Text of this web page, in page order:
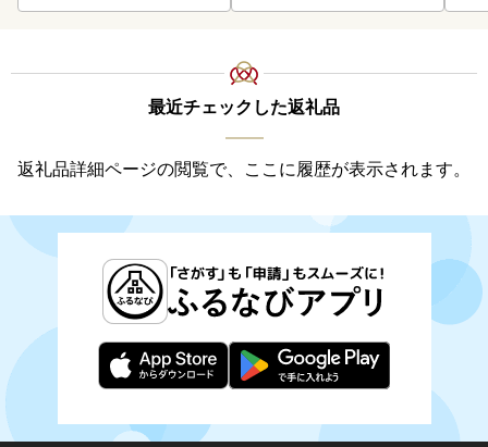
最近チェックした返礼品
返礼品詳細ページの閲覧で、ここに履歴が表示されます。